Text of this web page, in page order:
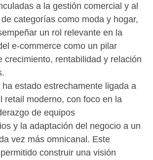
a la gestión comercial y al
categorías como moda y hogar,
un rol relevante en la
e-commerce como un pilar
crecimiento, rentabilidad y relación
estado estrechamente ligada a
retail moderno, con foco en la
de equipos
y la adaptación del negocio a un
vez más omnicanal. Este
construir una visión